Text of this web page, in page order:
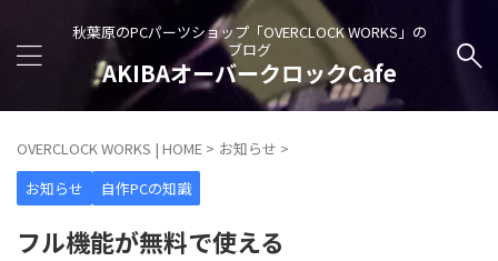
秋葉原のPCパーツショップ「OVERCLOCK WORKS」の
ブログ
AKIBAオーバークロックCafe
OVERCLOCK WORKS | HOME > お知らせ >
お知らせ
自作PCの知識
フル機能が無料で使える